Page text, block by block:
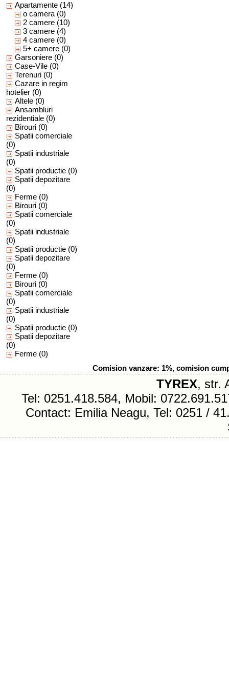
Apartamente (14)
o camera (0)
2 camere (10)
3 camere (4)
4 camere (0)
5+ camere (0)
Garsoniere (0)
Case-Vile (0)
Terenuri (0)
Cazare in regim
hotelier (0)
Altele (0)
Ansambluri
rezidentiale (0)
Birouri (0)
Spatii comerciale
(0)
Spatii industriale
(0)
Spatii productie (0)
Spatii depozitare
(0)
Ferme (0)
Birouri (0)
Spatii comerciale
(0)
Spatii industriale
(0)
Spatii productie (0)
Spatii depozitare
(0)
Ferme (0)
Birouri (0)
Spatii comerciale
(0)
Spatii industriale
(0)
Spatii productie (0)
Spatii depozitare
(0)
Ferme (0)
Comision vanzare: 1%, comision
TYREX, str.
Tel: 0251.418.584, Mobil:
Contact: Emilia Neagu, Tel: 0251 /